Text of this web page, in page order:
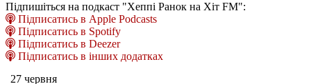
Підпишіться на подкаст "Хеппі Ранок на Хіт FM":
Підписатись в Apple Podcasts
Підписатись в Spotify
Підписатись в Deezer
Підписатись в інших додатках
27 червня